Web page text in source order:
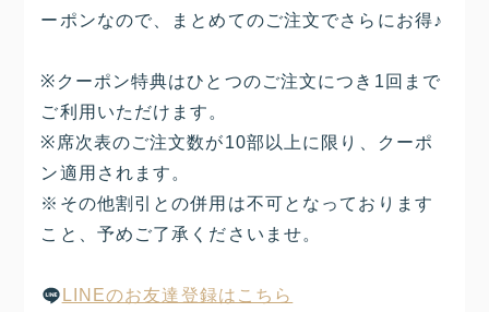
ーポンなので、まとめてのご注文でさらにお得♪
※クーポン特典はひとつのご注文につき1回まで
ご利用いただけます。
※席次表のご注文数が10部以上に限り、クーポ
ン適用されます。
※その他割引との併用は不可となっております
こと、予めご了承くださいませ。
LINEのお友達登録はこちら